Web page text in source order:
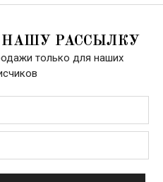
РАССЫЛКУ
только для наших